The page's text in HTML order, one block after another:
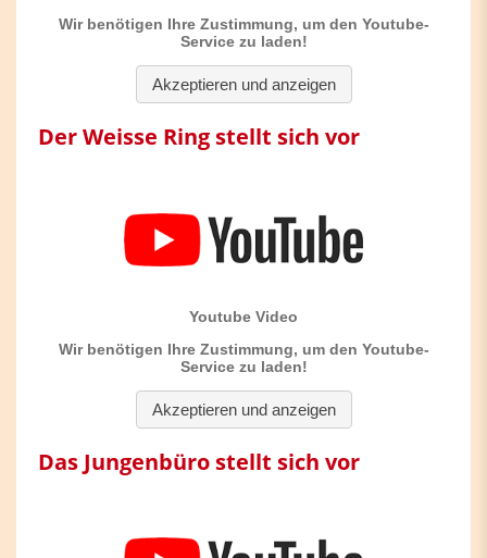
Der Weisse Ring stellt sich vor
Das Jungenbüro stellt sich vor